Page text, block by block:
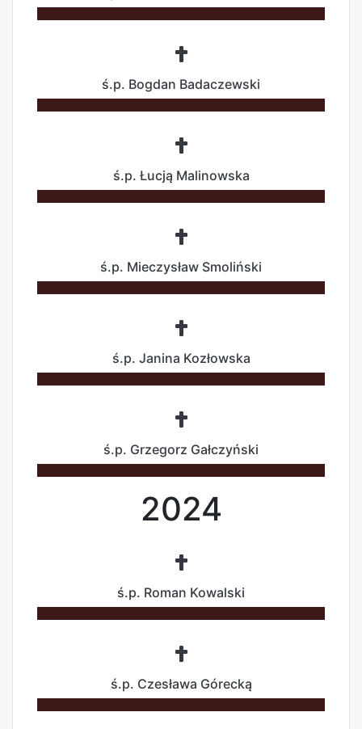
ś.p. Bogdan Badaczewski
ś.p. Łucją Malinowska
ś.p. Mieczysław Smoliński
ś.p. Janina Kozłowska
ś.p. Grzegorz Gałczyński
2024
ś.p. Roman Kowalski
ś.p. Czesława Górecką